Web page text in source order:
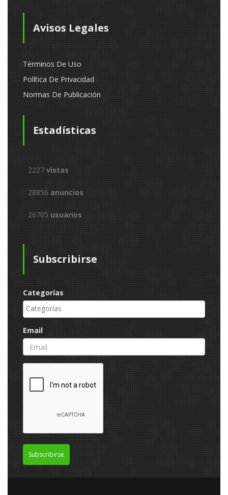
Avisos Legales
Términos De Uso
Política De Privacidad
Normas De Publicación
Estadísticas
2227 vistas
28856 anuncios
26705 usuarios
Subscribirse
Categorías
Email
Subscribirse